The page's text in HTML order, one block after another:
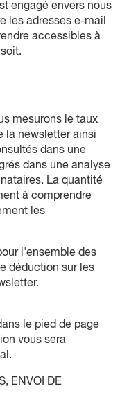
engagé envers nous
les adresses e-mail
accessibles à
mesurons le taux
la newsletter ainsi
dans une
dans une analyse
La quantité
à comprendre
les
l'ensemble des
déduction sur les
le pied de page
vous sera
ENVOI DE